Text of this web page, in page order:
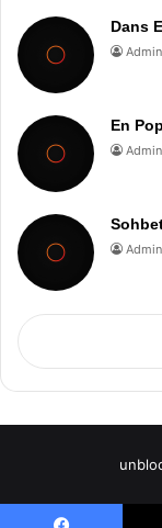
Dans
Admin
En
Admin
Admin